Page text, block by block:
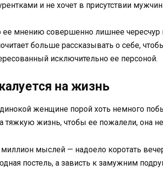
и не хочет в присутствии
ее мнению совершенно лишнее чересчур
больше рассказывать о себе,
исключительно ее персоной.
на жизнь
женщине порой хоть немного
тяжкую жизнь, чтобы ее пожалели, она не
миллион мыслей — надоело коротать
постель, а зависть к замужним